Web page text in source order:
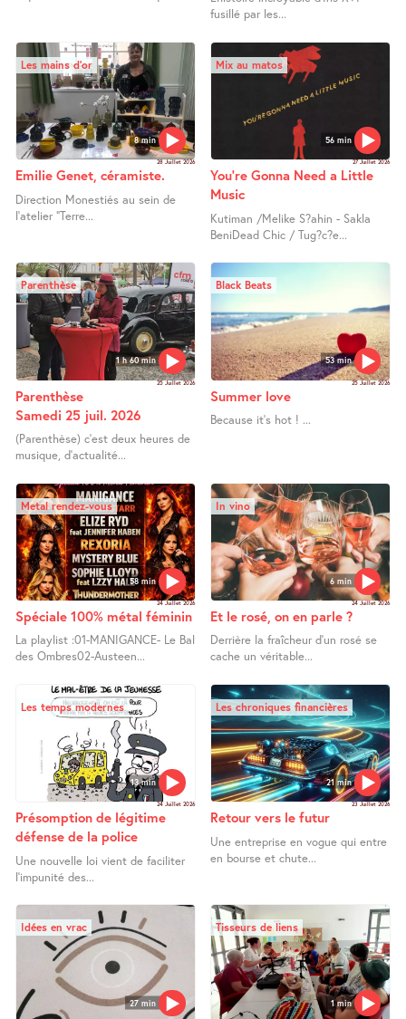
fusillé par les...
8 min
Les mains d’or
28 Juillet 2026
Emilie Genet, céramiste.
Direction Monestiés au sein de
l’atelier "Terre...
56 min
Mix au matos
27 Juillet 2026
You’re Gonna Need a Little
Music
Kutiman /Melike S?ahin - Sakla
BeniDead Chic / Tug?c?e...
1 h 60 min
Parenthèse
25 Juillet 2026
Parenthèse
Samedi 25 juil. 2026
(Parenthèse) c’est deux heures de
musique, d’actualité...
53 min
Black Beats
25 Juillet 2026
Summer love
Because it’s hot ! ...
58 min
Metal rendez-vous
24 Juillet 2026
Spéciale 100% métal féminin
La playlist :01-MANIGANCE- Le Bal
des Ombres02-Austeen...
6 min
In vino
24 Juillet 2026
Et le rosé, on en parle ?
Derrière la fraîcheur d’un rosé se
cache un véritable...
13 min
Les temps modernes
24 Juillet 2026
Présomption de légitime
défense de la police
Une nouvelle loi vient de faciliter
l’impunité des...
21 min
Les chroniques financières
23 Juillet 2026
Retour vers le futur
Une entreprise en vogue qui entre
en bourse et chute...
27 min
Idées en vrac
1 min
Tisseurs de liens